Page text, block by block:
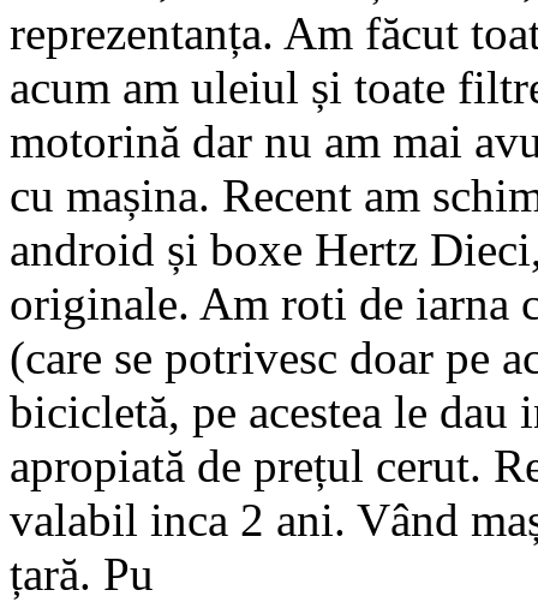
reprezentanța. Am făcut
acum am uleiul și toate
motorină dar nu am mai
cu mașina. Recent am
android și boxe Hertz
originale. Am roti de iarna
(care se potrivesc doar pe
bicicletă, pe acestea le dau
apropiată de prețul cerut.
valabil inca 2 ani. Vând
țară. Pu